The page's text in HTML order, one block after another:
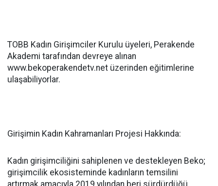
TOBB Kadın Girişimciler Kurulu üyeleri, Perakende
Akademi tarafından devreye alınan
www.bekoperakendetv.net üzerinden eğitimlerine
ulaşabiliyorlar.
Girişimin Kadın Kahramanları Projesi Hakkında:
Kadın girişimciliğini sahiplenen ve destekleyen Beko;
girişimcilik ekosisteminde kadınların temsilini
artırmak amacıyla 2019 yılından beri sürdürdüğü